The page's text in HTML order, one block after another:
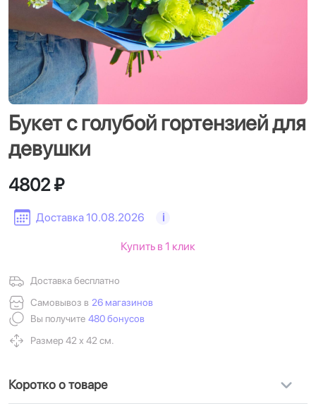
Букет с голубой гортензией для
девушки
Доставка 10.08.2026 i
4802 ₽
Доставка бесплатно
Самовывоз в 26 магазинов
Вы получите 480 бонусов
Размер 42 х 42 см.
Купить в 1 клик
Коротко о товаре